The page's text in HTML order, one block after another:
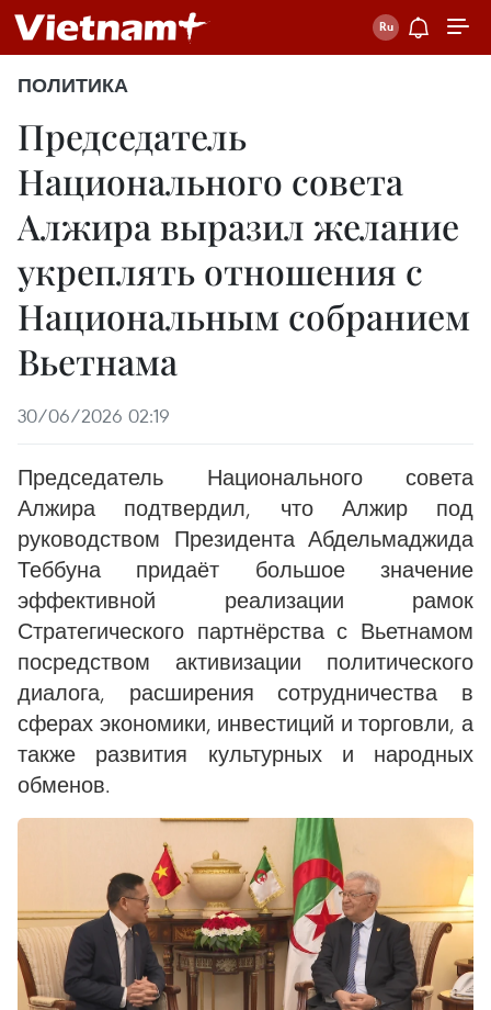
ПОЛИТИКА
Председатель
Национального совета
Алжира выразил желание
укреплять отношения с
Национальным собранием
Вьетнама
30/06/2026 02:19
Председатель Национального совета
Алжира подтвердил, что Алжир под
руководством Президента Абдельмаджида
Теббуна придаёт большое значение
эффективной реализации рамок
Стратегического партнёрства с Вьетнамом
посредством активизации политического
диалога, расширения сотрудничества в
сферах экономики, инвестиций и торговли, а
также развития культурных и народных
обменов.